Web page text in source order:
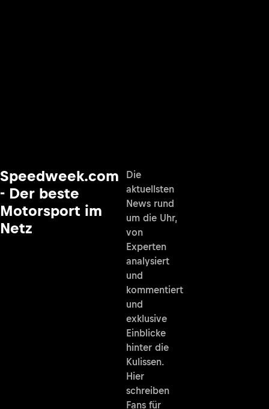
Speedweek.com
- Der beste
Motorsport im
Netz
Die
aktuellsten
News rund
um die Uhr,
von
Experten
analysiert
und
kommentiert
und
exklusive
Einblicke
hinter die
Kulissen.
Hier
schreiben
Fans für